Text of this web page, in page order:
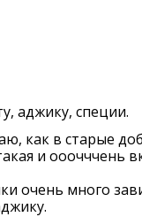
аджику, специи.
как в старые
и ооочччень
очень много